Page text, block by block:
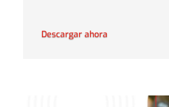
Descargar ahora